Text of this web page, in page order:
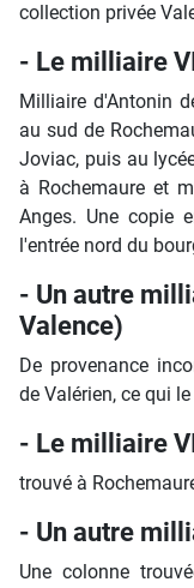
collection privée
- Le milliaire
Milliaire d'Antonin
au sud de
Joviac, puis au
à Rochemaure et
Anges. Une copie
l'entrée nord du
- Un autre
Valence)
De provenance
de Valérien, ce qui
- Le milliaire
trouvé à
- Un autre
Une colonne